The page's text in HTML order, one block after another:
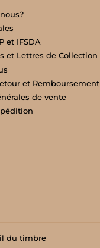
et IFSDA
et Lettres de Collection
et Remboursement
de vente
du timbre